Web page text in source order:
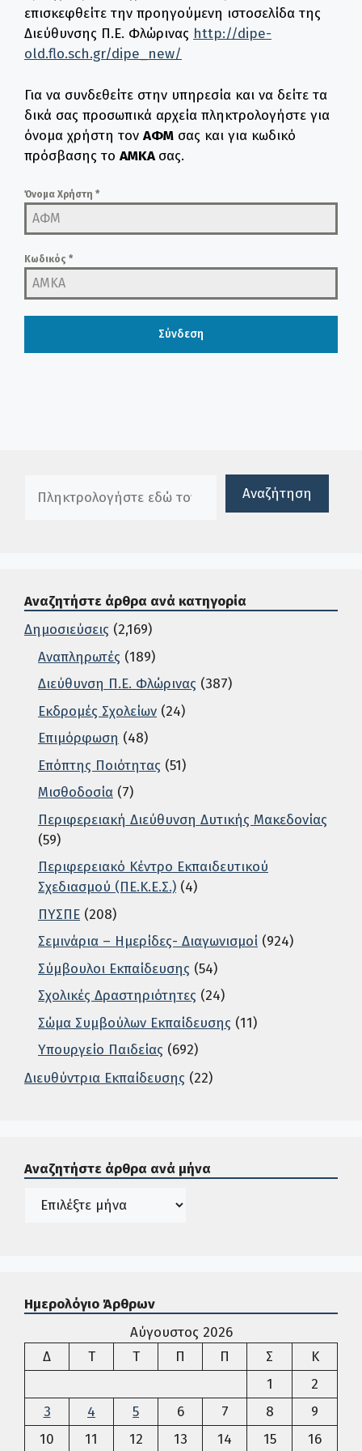
επισκεφθείτε την προηγούμενη ιστοσελίδα της
Διεύθυνσης Π.Ε. Φλώρινας http://dipe-
old.flo.sch.gr/dipe_new/
Για να συνδεθείτε στην υπηρεσία και να δείτε τα
δικά σας προσωπικά αρχεία πληκτρολογήστε για
όνομα χρήστη τον ΑΦΜ σας και για κωδικό
πρόσβασης το ΑΜΚΑσας.
Όνομα Χρήστη *
Κωδικός *
Σύνδεση
Αναζήτηση
Αναζητήστε άρθρα ανά κατηγορία
Δημοσιεύσεις (2,169)
Αναπληρωτές (189)
Διεύθυνση Π.Ε. Φλώρινας (387)
Εκδρομές Σχολείων (24)
Επιμόρφωση (48)
Επόπτης Ποιότητας (51)
Μισθοδοσία (7)
Περιφερειακή Διεύθυνση Δυτικής Μακεδονίας
(59)
Περιφερειακό Κέντρο Εκπαιδευτικού
Σχεδιασμού (ΠΕ.Κ.Ε.Σ.) (4)
ΠΥΣΠΕ (208)
Σεμινάρια – Ημερίδες- Διαγωνισμοί (924)
Σύμβουλοι Εκπαίδευσης (54)
Σχολικές Δραστηριότητες (24)
Σώμα Συμβούλων Εκπαίδευσης (11)
Υπουργείο Παιδείας (692)
Διευθύντρια Εκπαίδευσης (22)
Αναζητήστε άρθρα ανά μήνα
Ιστορικό
Ημερολόγιο Άρθρων
Αύγουστος 2026
ΔΔευτέρα
ΤΤρίτη ΤΤετάρτη
Π Πέμπτη
Π Παρασκευή
Σ Σάββατο
Κ
1
2
3
4 5 6 7 8
9
10
11 12 13 14 15 16